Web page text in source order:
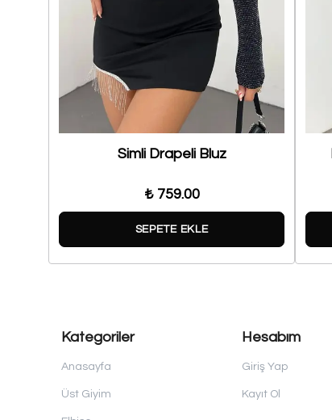
Simli Drapeli Bluz
₺ 759.00
SEPETE EKLE
Kategoriler
Anasayfa
Üst Giyim
Hesabım
Giriş Yap
Kayıt Ol